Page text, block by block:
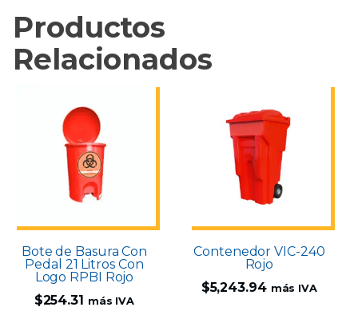
Productos
Relacionados
Bote de Basura Con
Pedal 21 Litros Con
Logo RPBI Rojo
$254.31 más IVA
Contenedor VIC-240
Rojo
$5,243.94 más IVA